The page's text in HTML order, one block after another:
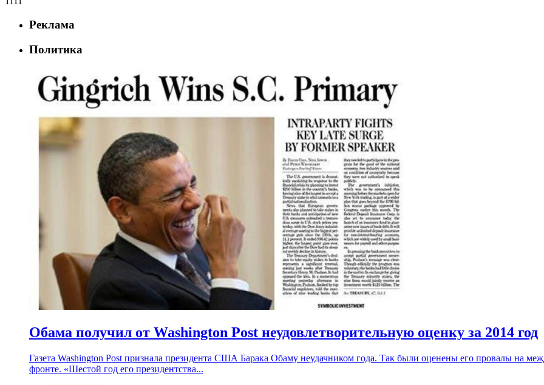
Реклама
Политика
Обама получил от Washington Post неудовлетворительную оценку за 2014 год
Газета Washington Post признала президента США Барака Обаму неудачником года. Так были оценены его провалы на
фронте. «Шестой год его президентства...